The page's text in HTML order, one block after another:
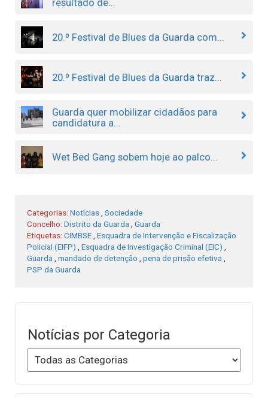
resultado de...
20.º Festival de Blues da Guarda com...
20.º Festival de Blues da Guarda traz...
Guarda quer mobilizar cidadãos para
candidatura a...
Wet Bed Gang sobem hoje ao palco...
Categorias: Notícias Sociedade
Concelho: Distrito da Guarda
Guarda
Etiquetas: CIMBSE Esquadra de Intervenção e Fiscalização
Policial (EIFP)
Esquadra de Investigação Criminal (EIC)
Guarda
mandado de detenção pena de prisão efetiva
PSP da Guarda
Notícias por Categoria